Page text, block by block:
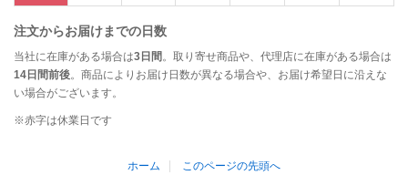
注文からお届けまでの日数
当社に在庫がある場合は3日間 。取り寄せ商品や、代理店に在庫がある場合は
14日間前後。商品によりお届け日数が異なる場合や、お届け希望日に沿えな
い場合がございます。
※赤字は休業日です
ホーム このページの先頭へ